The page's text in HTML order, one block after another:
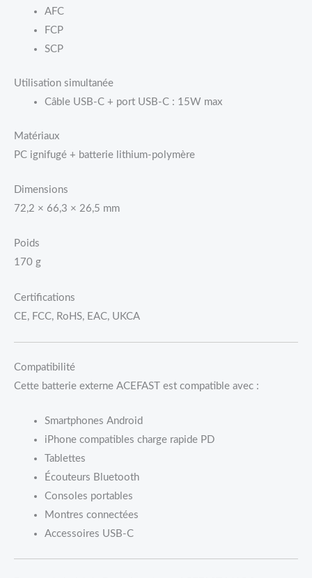
AFC
FCP
SCP
Utilisation simultanée
Câble USB-C + port USB-C : 15W max
Matériaux
PC ignifugé + batterie lithium-polymère
Dimensions
72,2 × 66,3 × 26,5 mm
Poids
170 g
Certifications
CE, FCC, RoHS, EAC, UKCA
Compatibilité
Cette batterie externe ACEFAST est compatible avec :
Smartphones Android
iPhone compatibles charge rapide PD
Tablettes
Écouteurs Bluetooth
Consoles portables
Montres connectées
Accessoires USB-C